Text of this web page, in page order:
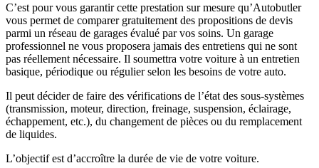
C’est pour vous garantir cette prestation sur mesure qu’Autobutler
vous permet de comparer gratuitement des propositions de devis
parmi un réseau de garages évalué par vos soins. Un garage
professionnel ne vous proposera jamais des entretiens qui ne sont
pas réellement nécessaire. Il soumettra votre voiture à un entretien
basique, périodique ou régulier selon les besoins de votre auto.
Il peut décider de faire des vérifications de l’état des sous-systèmes
(transmission, moteur, direction, freinage, suspension, éclairage,
échappement, etc.), du changement de pièces ou du remplacement
de liquides.
L’objectif est d’accroître la durée de vie de votre voiture.